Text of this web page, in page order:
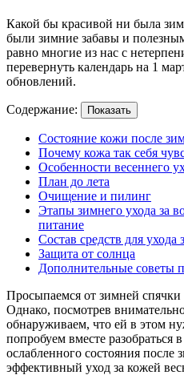
Какой бы красивой ни была
были зимние забавы и
равно многие из нас с
перевернуть календарь на 1
обновлений.
Содержание: Показать
Состояние кожи после
Почему кожа так себя
Особенности весеннего
План до лета
Очищение и пилинг
Этапы зимнего ухода за
питание
Состав средств для ухода
Защита от солнца
Дополнительные советы
Просыпаемся от зимней
Однако, посмотрев
обнаруживаем, что ей в этом
попробуем вместе разобраться
ослабленного состояния
эффективный уход за кожей